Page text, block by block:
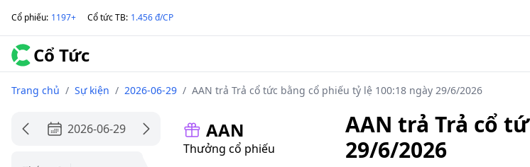
Cổ phiếu: 1197+ Cổ tức TB: 1.456 đ/CP
Cổ Tức
Trang chủ / Sự kiện / 2026-06-29 / AAN trả Trả cổ tức bằng cổ phiếu tỷ lệ 100:18 ngày 29/6/2026
2026-06-29 AAN
Thưởng cổ phiếu
AAN trả Trả cổ
29/6/2026